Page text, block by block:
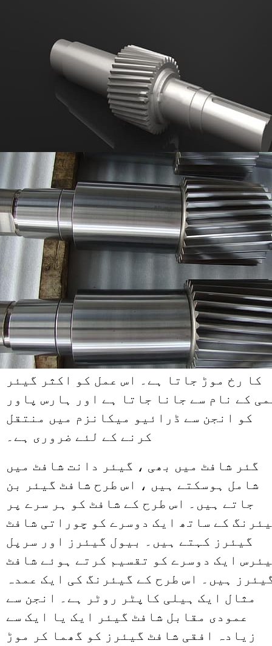
بنیادی طور پر ، گیئر شافٹ گیئر کا محور
، جو اس گردش کو مہی .ا کرتا ہے جس سے ایک
گیئر کے ساتھ مشغول ہوجاتا ہے اور دوسرے
کا رخ موڑ جاتا ہے۔ اس عمل کو اکثر گیئر
کے نام سے جانا جاتا ہے اور ہارس پاور
کو انجن سے ڈرائیو میکانزم میں منتقل
کرنے کے لئے ضروری ہے۔
گئر شافٹ میں بھی ، گیئر دانت شافٹ میں
شامل ہوسکتے ہیں ، اس طرح شافٹ گیئر بن
جاتے ہیں۔ اس طرح کے شافٹ کو ہر سرے پر
کے ساتھ ایک دوسرے کو چوراتی شافٹ
گیئرز کہتے ہیں۔ بیول گیئرز اور سرپل
ایک دوسرے کو تقسیم کرتے ہوئے شافٹ
ہیں۔ اس طرح کے گیئرنگ کی ایک عمدہ
مثال ایک ہیلی کاپٹر روٹر ہے۔ انجن سے
عمودی مقابل شافٹ گیئر ایک یا ایک سے
زیادہ افقی شافٹ گیئرز کو گھما کر موڑ